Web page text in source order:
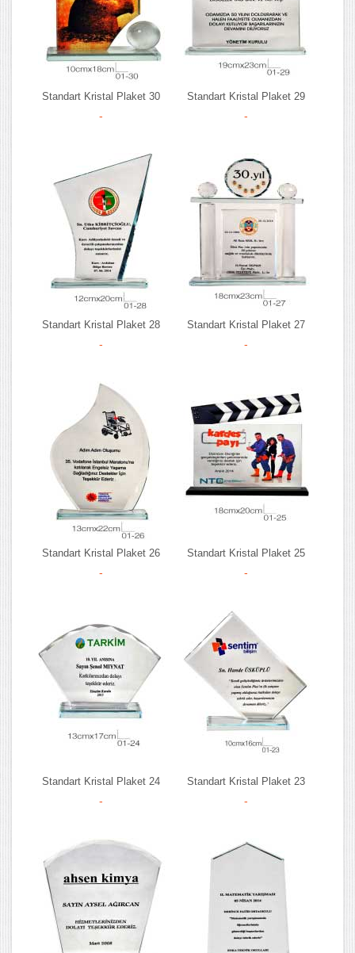
Standart Kristal Plaket 30
-
Standart Kristal Plaket 29
-
Standart Kristal Plaket 28
-
Standart Kristal Plaket 27
-
Standart Kristal Plaket 26
-
Standart Kristal Plaket 25
-
Standart Kristal Plaket 24
-
Standart Kristal Plaket 23
-